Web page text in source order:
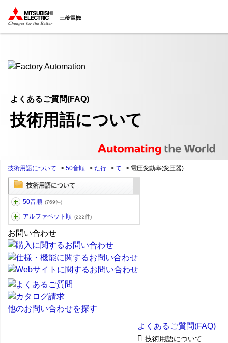
ここから本文
よくあるご質問(FAQ)
技術用語について
技術用語について > 50音順 > た行 > て > 電圧変動率(変圧器)
技術用語について
50音順 (769件)
アルファベット順 (232件)
お問い合わせ
他のお問い合わせを探す
よくあるご質問(FAQ)
技術用語について